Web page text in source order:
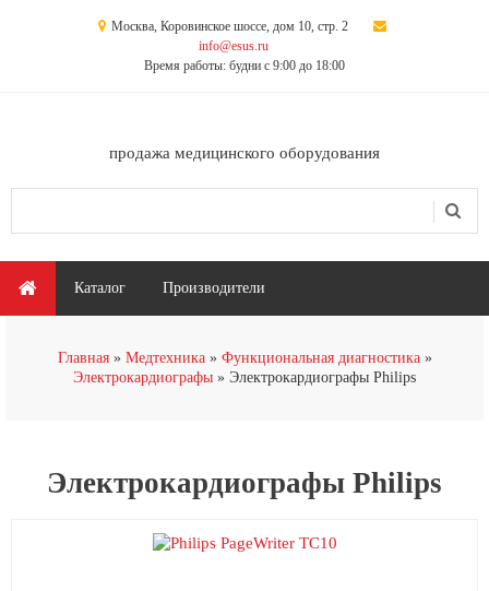
Москва, Коровинское шоссе, дом 10, стр. 2
info@esus.ru
Время работы: будни с 9:00 до 18:00
продажа медицинского оборудования
Главное меню
Каталог Производители
Главная Медтехника
Функциональная диагностика
Электрокардиографы
Электрокардиографы Philips
Электрокардиографы Philips